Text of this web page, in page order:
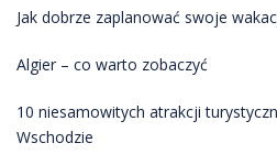
Jak dobrze zaplanować swoje
Algier – co warto zobaczyć
10 niesamowitych atrakcji
Wschodzie